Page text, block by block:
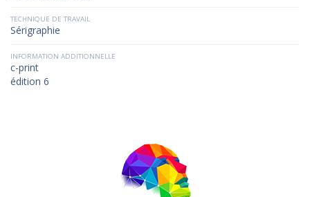
TECHNIQUE DE TRAVAIL
Sérigraphie
INFORMATION ADDITIONNELLE
c-print
édition 6